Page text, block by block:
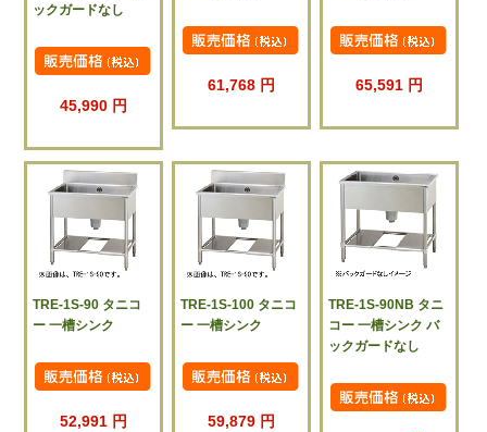
ックガードなし
45,990 円
61,768 円 65,591 円
TRE-1S-90 タニコ
ー 一槽シンク
52,991 円
TRE-1S-100 タニコ
ー 一槽シンク
59,879 円
TRE-1S-90NB タニ
コー 一槽シンク バ
ックガードなし